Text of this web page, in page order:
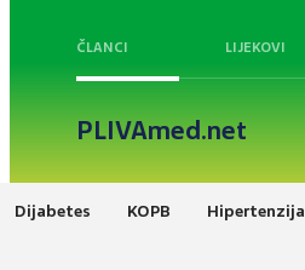
ČLANCI LIJEKOVI
PLIVAmed.net
Dijabetes KOPB Hipertenzija